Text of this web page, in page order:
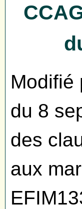
Modifié
du 8
des
aux